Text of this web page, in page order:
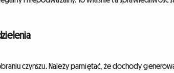
czynszu. Należy pamiętać, że dochody